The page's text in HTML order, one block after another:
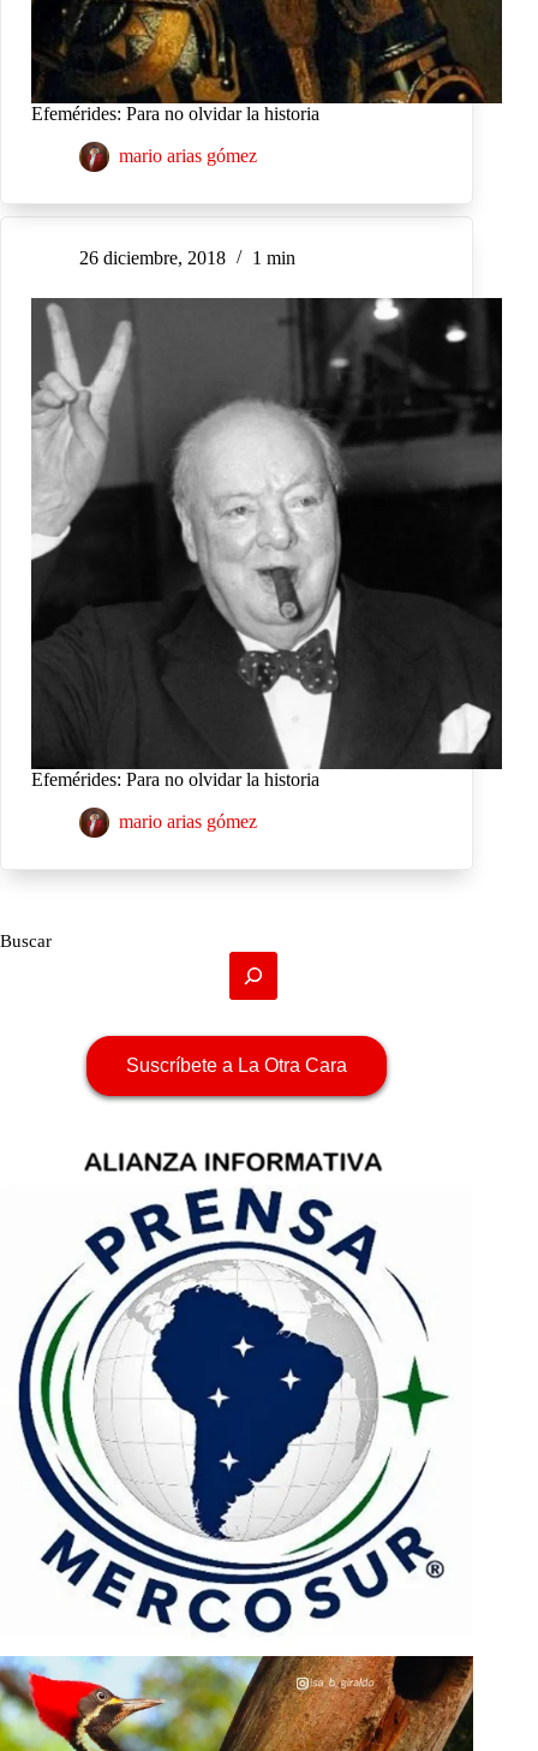
Efemérides: Para no olvidar la historia
mario arias gómez
26 diciembre, 2018 1 min
Efemérides: Para no olvidar la historia
mario arias gómez
Buscar
Suscríbete a La Otra Cara